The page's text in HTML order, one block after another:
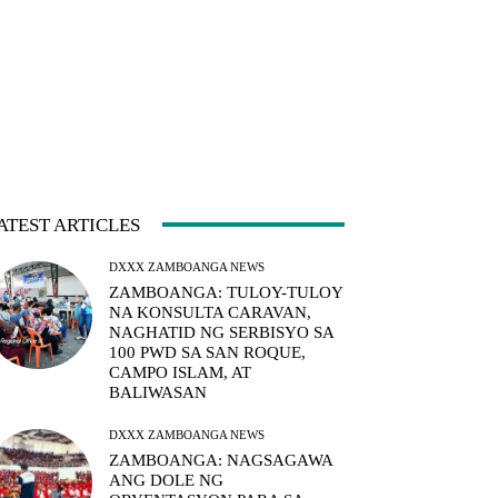
ARTICLES
DXXX ZAMBOANGA NEWS
ZAMBOANGA: TULOY-TULOY
NA KONSULTA CARAVAN,
NAGHATID NG SERBISYO SA
100 PWD SA SAN ROQUE,
CAMPO ISLAM, AT
BALIWASAN
DXXX ZAMBOANGA NEWS
ZAMBOANGA: NAGSAGAWA
ANG DOLE NG